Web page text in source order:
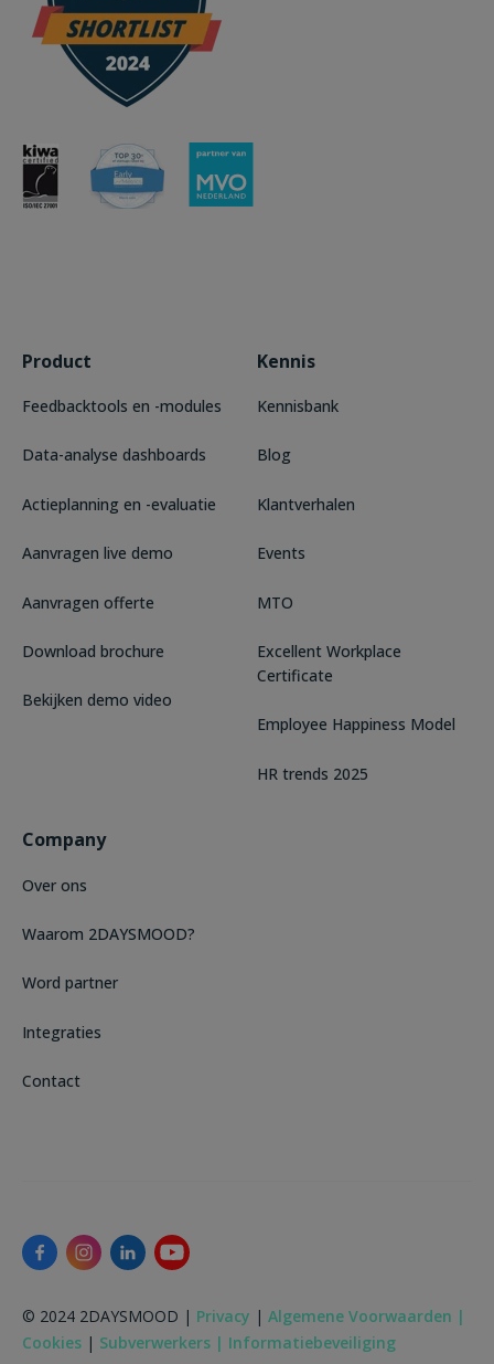
Product
Feedbacktools en -modules
Data-analyse dashboards
Actieplanning en -evaluatie
Aanvragen live demo
Aanvragen offerte
Download brochure
Bekijken demo video
Kennis
Kennisbank
Blog
Klantverhalen
Events
MTO
Excellent Workplace
Certificate
Employee Happiness Model
HR trends 2025
Company
Over ons
Waarom 2DAYSMOOD?
Word partner
Integraties
Contact
© 2024 2DAYSMOOD | Privacy | Algemene Voorwaarden |
Cookies | Subverwerkers | Informatiebeveiliging